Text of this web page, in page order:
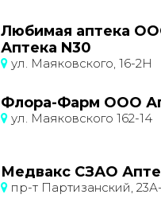
Любимая аптека
Аптека N30
ул. Маяковского, 16-2Н
Флора-Фарм ООО
ул. Маяковского 162-14
Медвакс СЗАО
пр-т Партизанский,